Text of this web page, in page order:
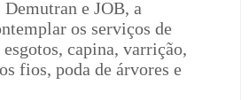
Demutran e JOB, a
os serviços de
esgotos, capina, varrição,
fios, poda de árvores e